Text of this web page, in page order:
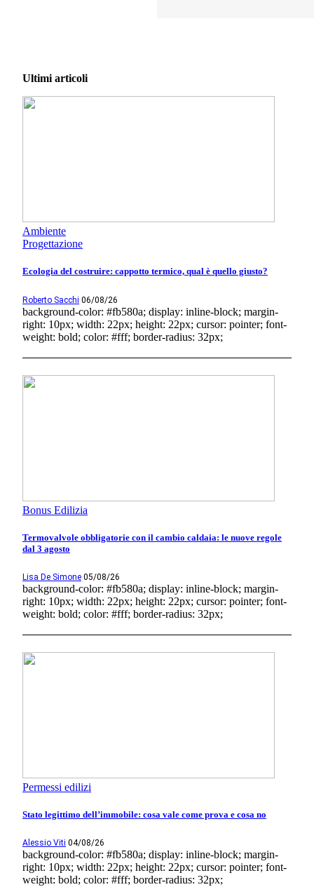
Ultimi articoli
Ambiente
Progettazione
Ecologia del costruire: cappotto termico, qual è quello giusto?
Roberto Sacchi 06/08/26
background-color: #fb580a; display: inline-block; margin-
right: 10px; width: 22px; height: 22px; cursor: pointer; font-
weight: bold; color: #fff; border-radius: 32px;
Bonus Edilizia
Termovalvole obbligatorie con il cambio caldaia: le nuove regole
dal 3 agosto
Lisa De Simone 05/08/26
background-color: #fb580a; display: inline-block; margin-
right: 10px; width: 22px; height: 22px; cursor: pointer; font-
weight: bold; color: #fff; border-radius: 32px;
Permessi edilizi
Stato legittimo dell’immobile: cosa vale come prova e cosa no
Alessio Viti 04/08/26
background-color: #fb580a; display: inline-block; margin-
right: 10px; width: 22px; height: 22px; cursor: pointer; font-
weight: bold; color: #fff; border-radius: 32px;